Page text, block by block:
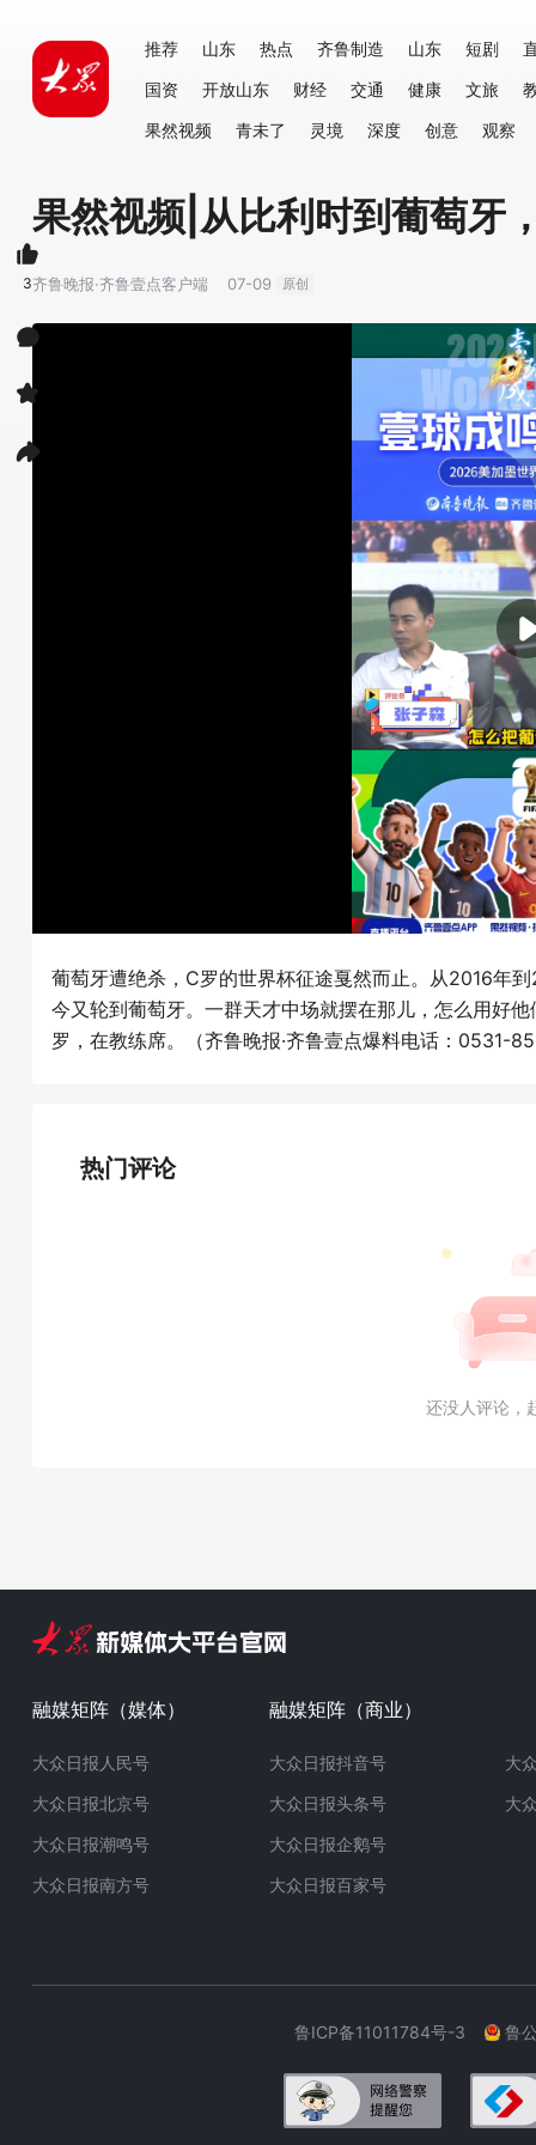
推荐 山东 热点 齐鲁制造 山东 短剧
国资
开放山东 财经 交通 健康 文旅
果然视频
青未了 灵境 深度 创意 观察
果然视频|从比利时到葡萄牙
齐鲁晚报·齐鲁壹点客户端 07-09 原创
葡萄牙遭绝杀，C罗的世界杯征途戛然而止。从2016年
今又轮到葡萄牙。一群天才中场就摆在那儿，怎么用好
罗，在教练席。（齐鲁晚报·齐鲁壹点爆料电话：0531-
热门评论
还没人评论，
3
融媒矩阵（媒体）
大众日报人民号
大众日报北京号
大众日报潮鸣号
大众日报南方号
融媒矩阵（商业）
大众日报抖音号
大众日报头条号
大众日报企鹅号
大众日报百家号
大
大
鲁ICP备11011784号-3 鲁